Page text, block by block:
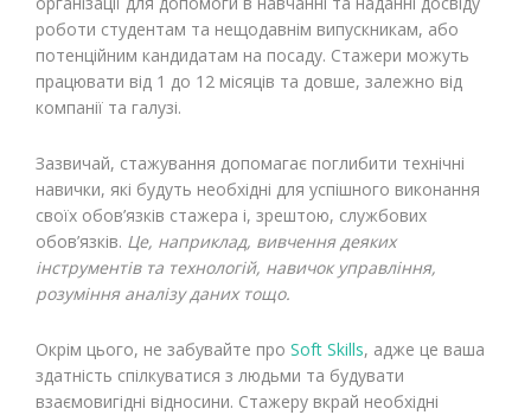
роботи студентам та нещодавнім випускникам, або
потенційним кандидатам на посаду. Стажери можуть
працювати від 1 до 12 місяців та довше, залежно від
компанії та галузі.
Зазвичай, стажування допомагає поглибити технічні
навички, які будуть необхідні для успішного виконання
своїх обов’язків стажера і, зрештою, службових
обов’язків. Це, наприклад, вивчення деяких
інструментів та технологій, навичок управління,
розуміння аналізу даних тощо.
Окрім цього, не забувайте про Soft Skills, адже це ваша
здатність спілкуватися з людьми та будувати
взаємовигідні відносини. Стажеру вкрай необхідні